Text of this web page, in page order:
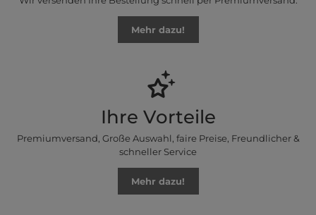
Mehr dazu!
Ihre Vorteile
Premiumversand, Große Auswahl, faire Preise, Freundlicher &
schneller Service
Mehr dazu!